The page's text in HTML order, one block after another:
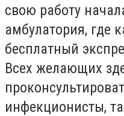
свою работу
амбулатория, где
бесплатный
Всех желающих
инфекционисты,